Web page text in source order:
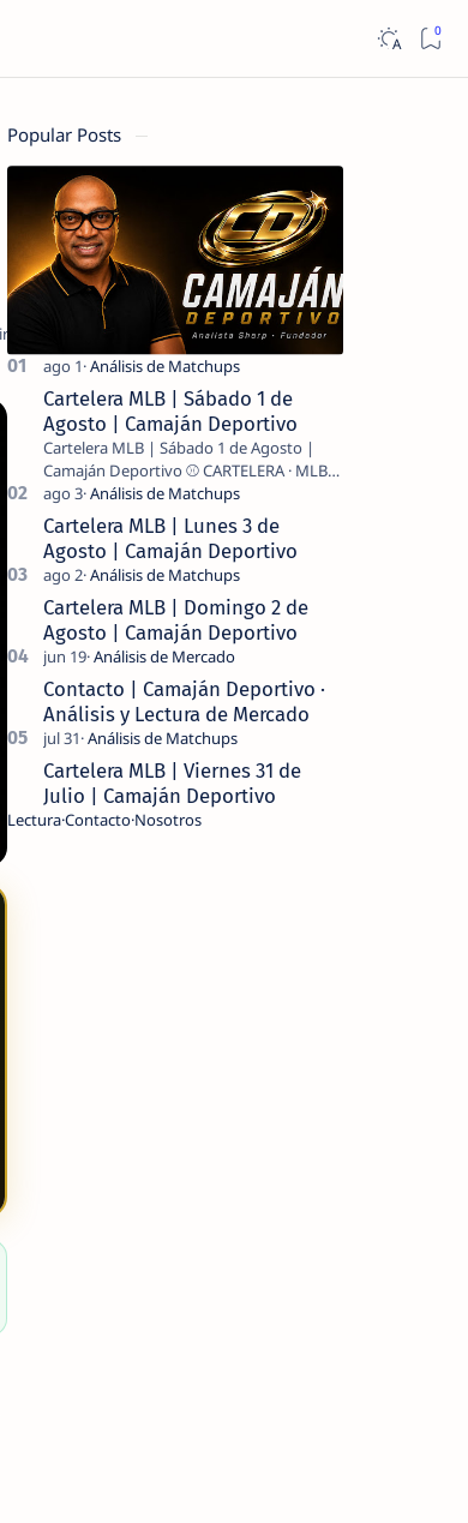
Popular Posts
Cartelera MLB | Sábado 1 de
Agosto | Camaján Deportivo
Cartelera MLB | Sábado 1 de Agosto |
Camaján Deportivo ⚾ CARTELERA · MLB
Cartelera MLB | Lunes 3 de
Agosto | Camaján Deportivo
Cartelera MLB | Domingo 2 de
Agosto | Camaján Deportivo
Contacto | Camaján Deportivo ·
Análisis y Lectura de Mercado
Cartelera MLB | Viernes 31 de
Julio | Camaján Deportivo
LecturaContactoNosotros